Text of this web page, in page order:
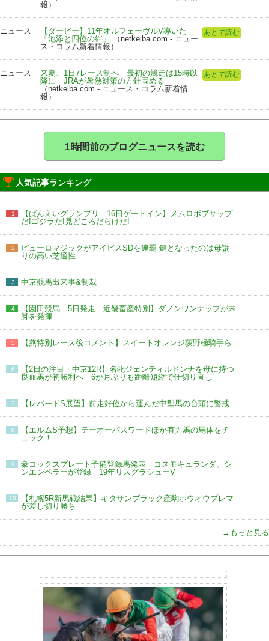
報）
ニュース
【ダービー】11年オルフェーヴルV導いた
「池添と四位の絆」
（netkeiba.com - ニュー
ス・コラム新着情報）
あとで読む
ニュース
来夏、1日7レース制へ 最初の競走は15時以
降に JRAが暑熱対策の方針固める
（netkeiba.com - ニュース・コラム新着情
報）
あとで読む
1時間前のブログニュースを読む
人気記事ランキング
1
【ばんえいグランプリ 16日ゲートイン】メムロボブサップ
だ!ゴジラだ!見どころだらけだ!
2
ピューロマジックがアイビスSDを連覇 鍵となったのは母譲
りの高い芝適性
3 中京競馬出来事&制裁
4
【園田競馬 5日発走 近畿畜産特別】ダノンワンナップが末
脚を発揮
5 【燕特別レース後コメント】スイートオレンジ荻野極騎手ら
6
【2日の注目・中京12R】名牝ジェンティルドンナを母に持つ
良血馬が初勝利へ 6か月ぶりも距離短縮で仕切り直し
7 【レパードS展望】前走好位から運んだ中型馬の台頭に警戒
8
【エルムS予想】テーオーパスワードほか有力馬の馬体をチ
ェック！
9
豪コックスプレート予備登録馬発表 コスモキュランダ、シ
ンエンペラーが登録 19年リスグラシューV
10
【札幌5R新馬戦結果】キタサンブラック産駒ホウオウプレマ
が差し切り勝ち
→もっと見る